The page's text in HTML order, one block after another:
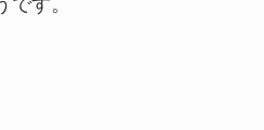
す。